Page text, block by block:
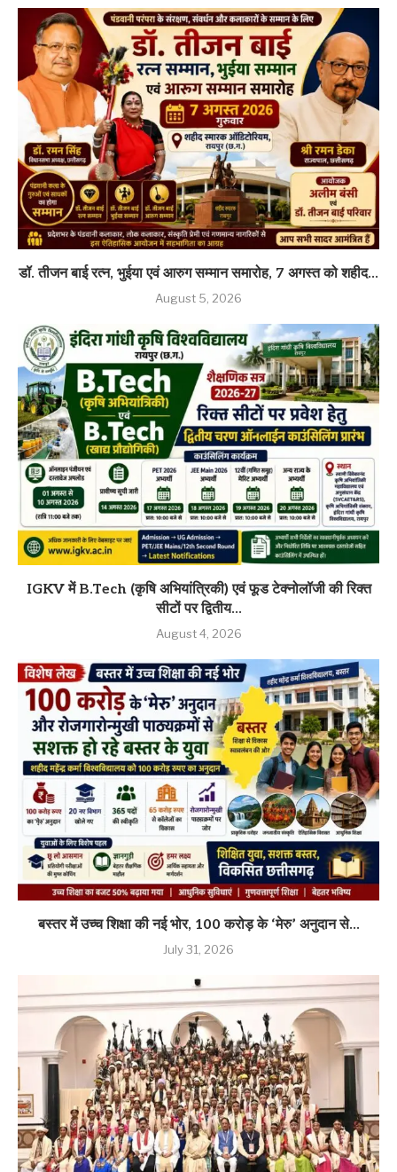
डॉ. तीजन बाई रत्न, भुईया एवं आरुग सम्मान समारोह, 7 अगस्त को शहीद...
August 5, 2026
IGKV में B.Tech (कृषि अभियांत्रिकी) एवं फूड टेक्नोलॉजी की रिक्त
सीटों पर द्वितीय...
August 4, 2026
बस्तर में उच्च शिक्षा की नई भोर, 100 करोड़ के ‘मेरु’ अनुदान से...
July 31, 2026